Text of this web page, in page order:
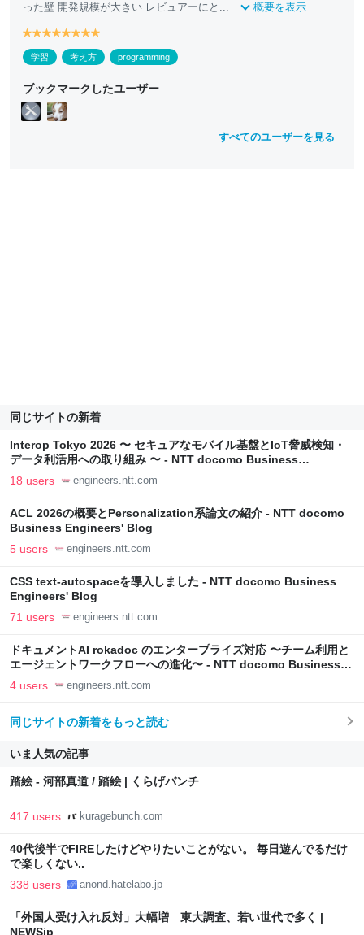
った壁 開発規模が大きい レビュアーにと...
概要を表示
y
e
ll
w
y
e
ll
o
w
y
e
ll
w
y
e
ll
w
y
e
ll
w
y
e
ll
w
y
e
ll
w
e
ll
w
学習 考え方 programming
ブックマークしたユーザー
すべてのユーザーを見る
同じサイトの新着
Interop Tokyo 2026 〜 セキュアなモバイル基盤とIoT脅威検知・
データ利活用への取り組み 〜 - NTT docomo Business
Engineers' Blog
18 users engineers.ntt.com
ACL 2026の概要とPersonalization系論文の紹介 - NTT docomo
Business Engineers' Blog
5 users engineers.ntt.com
CSS text-autospaceを導入しました - NTT docomo Business
Engineers' Blog
71 users engineers.ntt.com
ドキュメントAI rokadoc のエンタープライズ対応 〜チーム利用と
エージェントワークフローへの進化〜 - NTT docomo Business
Engineers' Blog
4 users engineers.ntt.com
同じサイトの新着をもっと読む
いま人気の記事
踏絵 - 河部真道 / 踏絵 | くらげバンチ
417 users kuragebunch.com
40代後半でFIREしたけどやりたいことがない。 毎日遊んでるだけ
で楽しくない..
338 users anond.hatelabo.jp
「外国人受け入れ反対」大幅増 東大調査、若い世代で多く |
NEWSjp